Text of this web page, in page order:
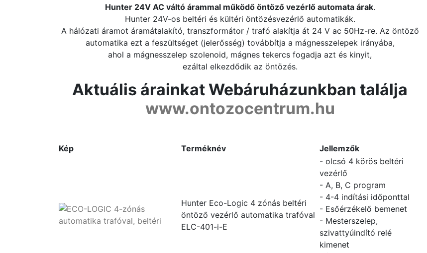
Hunter 24V AC váltó árammal működő öntöző vezérlő automata árak.
Hunter 24V-os beltéri és kültéri öntözésvezérlő automatikák.
A hálózati áramot áramátalakító, transzformátor / trafó alakítja át 24 V ac 50Hz-re. Az öntöző
automatika ezt a feszültséget (jelerősség) továbbítja a mágnesszelepek irányába,
ahol a mágnesszelep szolenoid, mágnes tekercs fogadja azt és kinyit,
ezáltal elkezdődik az öntözés.
Aktuális árainkat Webáruházunkban találja
www.ontozocentrum.hu
Kép Terméknév Jellemzők
Hunter Eco-Logic 4 zónás beltéri
öntöző vezérlő automatika trafóval
ELC-401-i-E
- olcsó 4 körös beltéri
vezérlő
- A, B, C program
- 4-4 indítási időponttal
- Esőérzékelő bemenet
- Mesterszelep,
szivattyúindító relé
kimenet